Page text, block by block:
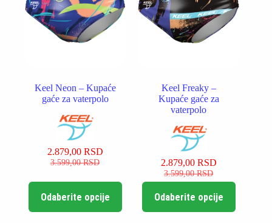
na
stranici
proizvoda.
na
stranici
proizvoda.
Keel Neon – Kupaće
gaće za vaterpolo
3.599,00RSD
Originalna
je
bila:
3.599,00 RSD.
2.879,00 RSD
Trenutna
je:
2.879,00 RSD.
Odaberite opcije
proizvod
Keel Freaky –
Kupaće gaće za
vaterpolo
3.599,00RSD
Originalna
cena
je
bila:
2.879,00 RSD
Trenutna
cena
je:
2.879,00 RSD.
Odaberite opcije
proizvod